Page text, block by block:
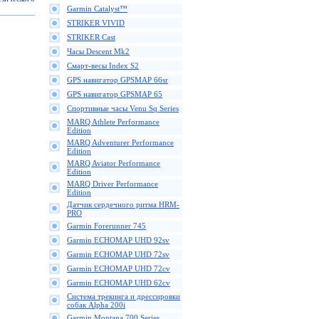
Garmin Catalyst™
STRIKER VIVID
STRIKER Cast
Часы Descent Mk2
Смарт-весы Index S2
GPS навигатор GPSMAP 66sr
GPS навигатор GPSMAP 65
Спортивные часы Venu Sq Series
MARQ Athlete Performance
Edition
MARQ Adventurer Performance
Edition
MARQ Aviator Performance
Edition
MARQ Driver Performance
Edition
Датчик сердечного ритма HRM-
PRO
Garmin Forerunner 745
Garmin ECHOMAP UHD 92sv
Garmin ECHOMAP UHD 72sv
Garmin ECHOMAP UHD 72cv
Garmin ECHOMAP UHD 62cv
Cистема трекинга и дрессировки
собак Alpha 200i